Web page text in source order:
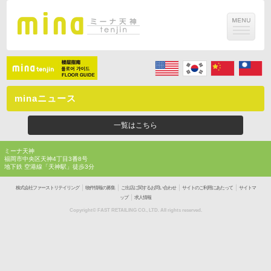
minaニュース
一覧はこちら
ミーナ天神
福岡市中央区天神4丁目3番8号
地下鉄 空港線「天神駅」徒歩3分
株式会社ファーストリテイリング｜ 物件情報の募集｜ ご出店に関するお問い合わせ｜ サイトのご利用にあたって｜
サイトマ
ップ｜ 求人情報
Copyright© FAST RETAILING CO., LTD. All rights reserved.